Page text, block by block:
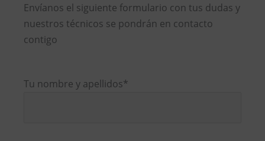
Envíanos el siguiente formulario con tus dudas y
nuestros técnicos se pondrán en contacto
contigo
Tu nombre y apellidos*